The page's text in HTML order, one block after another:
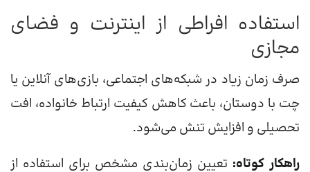
استفاده افراطی از اینترنت و فضای
مجازی
صرف زمان زیاد در شبکه‌های اجتماعی، بازی‌های آنلاین یا
چت با دوستان، باعث کاهش کیفیت ارتباط خانواده، افت
تحصیلی و افزایش تنش می‌شود.
راهکار کوتاه: تعیین زمان‌بندی مشخص برای استفاده از